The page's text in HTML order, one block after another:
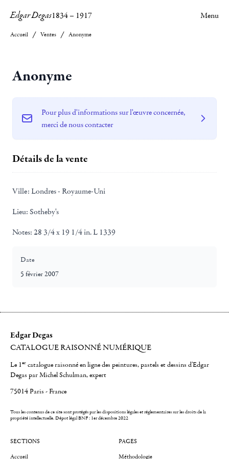
Edgar Degas1834– 1917 Menu
Accueil Ventes Anonyme
Anonyme
Pour plus d'informations sur l'œuvre concernée,
merci de nous contacter
Détails de la vente
Ville: Londres - Royaume-Uni
Lieu: Sotheby's
Notes: 28 3/4 x 19 1/4 in. L 1339
Date
5 février 2007
Edgar Degas
CATALOGUE RAISONNÉ NUMÉRIQUE
Le 1er catalogue raisonné en ligne des peintures, pastels et dessins d'Edgar
Degas par Michel Schulman, expert
75014 Paris - France
Tous les contenus de ce site sont protégés par les dispositions légales et réglementaires sur les droits de la
propriété intellectuelle.Dépot légal BNF : 1er décembre 2022
SECTIONS
Accueil
PAGES
Méthodologie